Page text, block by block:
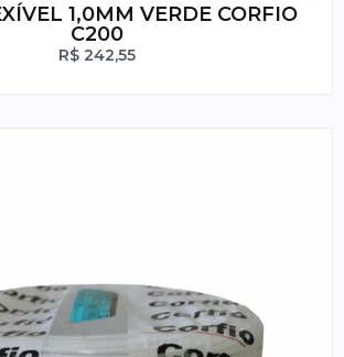
1,0MM VERDE CORFIO
C200
R$ 242,55